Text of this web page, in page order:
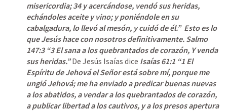
misericordia; 34 y acercándose, vendó sus heridas,
echándoles aceite y vino; y poniéndole en su
cabalgadura, lo llevó al mesón, y cuidó de él.”  Esto es lo
que Jesús hace con nosotros definitivamente. Salmo
147:3 “3 El sana a los quebrantados de corazón, Y venda
sus heridas.” De Jesús Isaías dice Isaías 61:1 “1 El
Espíritu de Jehová el Señor está sobre mí, porque me
ungió Jehová; me ha enviado a predicar buenas nuevas
a los abatidos, a vendar a los quebrantados de corazón,
a publicar libertad a los cautivos, y a los presos apertura